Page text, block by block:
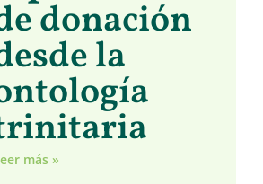
donación
la
más »